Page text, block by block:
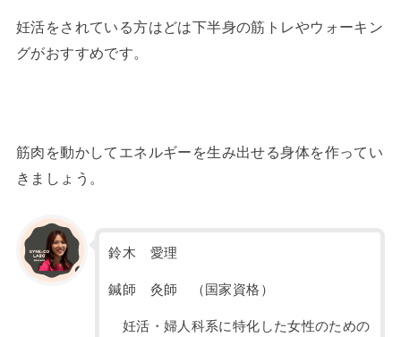
妊活をされている方はどは下半身の筋トレやウォーキン
グがおすすめです。
筋肉を動かしてエネルギーを生み出せる身体を作ってい
きましょう。
鈴木 愛理
鍼師 灸師 （国家資格）
妊活・婦人科系に特化した女性のための